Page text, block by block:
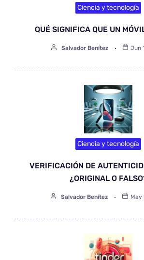
Ciencia y tecnología
QUÉ SIGNIFICA QUE UN
Salvador Benítez Jun
Ciencia y tecnología
VERIFICACIÓN DE
¿ORIGINAL O
Salvador Benítez May